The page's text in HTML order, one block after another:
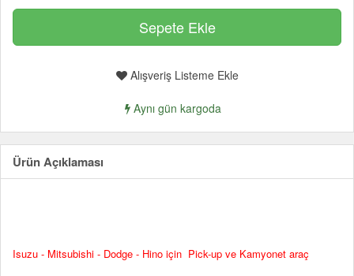
Alışveriş Listeme Ekle
Aynı gün kargoda
Ürün Açıklaması
Isuzu - Mitsubishi - Dodge - Hino için Pick-up ve Kamyonet araç